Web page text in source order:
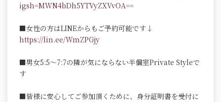
igsh=MWN4bDh5YTVyZXVvOA==
■女性の方はLINEからもご予約可能です↓
https://lin.ee/WmZPGjy
■男女5:5～7:7の隣が気にならない半個室Private Styleで
す
■皆様に安心してご参加頂くために、身分証明書を受付に